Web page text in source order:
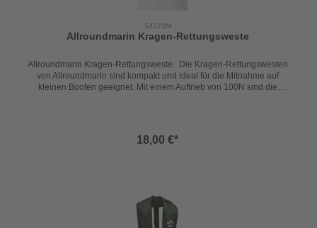
54723M
Allroundmarin Kragen-Rettungsweste
Allroundmarin Kragen-Rettungsweste Die Kragen-Rettungswesten
von Allroundmarin sind kompakt und ideal für die Mitnahme auf
kleinen Booten geeignet. Mit einem Auftrieb von 100N sind die
können so individuell angepasst werden. Ausgestattet sind die
Ausstattungsmerkmale: - zertifiziert nach ISO 12402-4 - ohne
Rückenteil - verstellbare Gurte - Reflektoren auf den
18,00 €*